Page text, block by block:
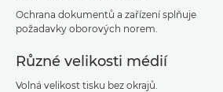
Ochrana dokumentů a zařízení splňuje
požadavky oborových norem.
Různé velikosti médií
Volná velikost tisku bez okrajů.